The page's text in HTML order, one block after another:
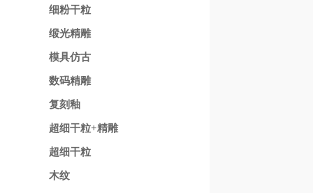
细粉干粒
缎光精雕
模具仿古
数码精雕
复刻釉
超细干粒+精雕
超细干粒
木纹